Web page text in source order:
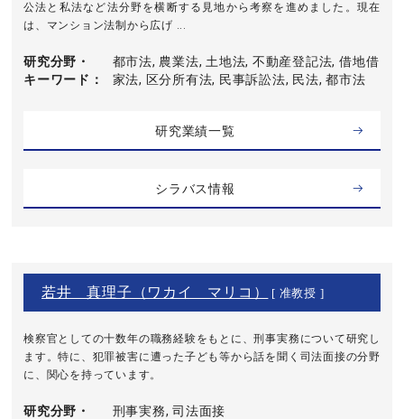
公法と私法など法分野を横断する見地から考察を進めました。現在
は、マンション法制から広げ ...
研究分野・
キーワード
都市法, 農業法, 土地法, 不動産登記法, 借地借
家法, 区分所有法, 民事訴訟法, 民法, 都市法
研究業績一覧
シラバス情報
若井 真理子（ワカイ マリコ） [ 准教授 ]
検察官としての十数年の職務経験をもとに、刑事実務について研究し
ます。特に、犯罪被害に遭った子ども等から話を聞く司法面接の分野
に、関心を持っています。
研究分野・ 刑事実務, 司法面接